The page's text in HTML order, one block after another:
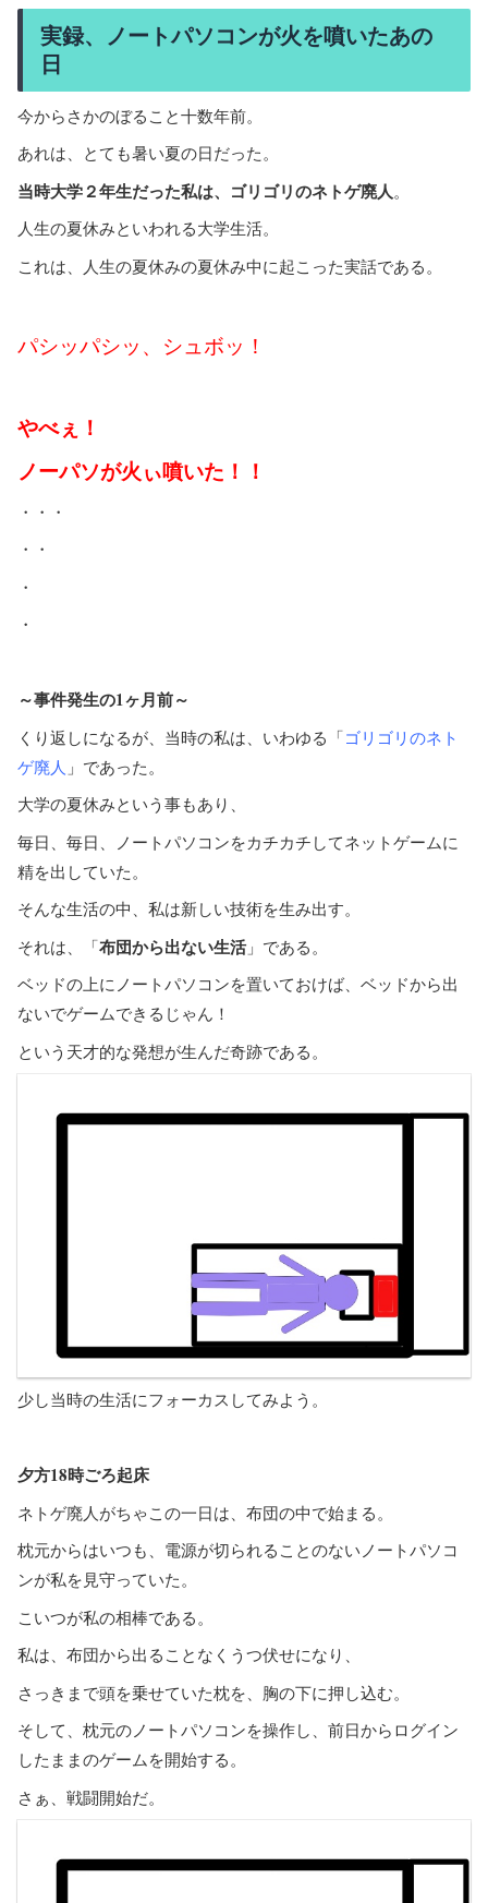
実録、ノートパソコンが火を噴いたあの
日
今からさかのぼること十数年前。
あれは、とても暑い夏の日だった。
当時大学２年生だった私は、ゴリゴリのネトゲ廃人。
人生の夏休みといわれる大学生活。
これは、人生の夏休みの夏休み中に起こった実話である。
パシッパシッ、シュボッ！
やべぇ！
ノーパソが火ぃ噴いた！！
・・・
・・
・
・
～事件発生の1ヶ月前～
くり返しになるが、当時の私は、いわゆる「ゴリゴリのネト
ゲ廃人 」であった。
大学の夏休みという事もあり、
毎日、毎日、ノートパソコンをカチカチしてネットゲームに
精を出していた。
そんな生活の中、私は新しい技術を生み出す。
それは、「布団から出ない生活」である。
ベッドの上にノートパソコンを置いておけば、ベッドから出
ないでゲームできるじゃん！
という天才的な発想が生んだ奇跡である。
少し当時の生活にフォーカスしてみよう。
夕方18時ごろ起床
ネトゲ廃人がちゃこの一日は、布団の中で始まる。
枕元からはいつも、電源が切られることのないノートパソコ
ンが私を見守っていた。
こいつが私の相棒である。
私は、布団から出ることなくうつ伏せになり、
さっきまで頭を乗せていた枕を、胸の下に押し込む。
そして、枕元のノートパソコンを操作し、前日からログイン
したままのゲームを開始する。
さぁ、戦闘開始だ。